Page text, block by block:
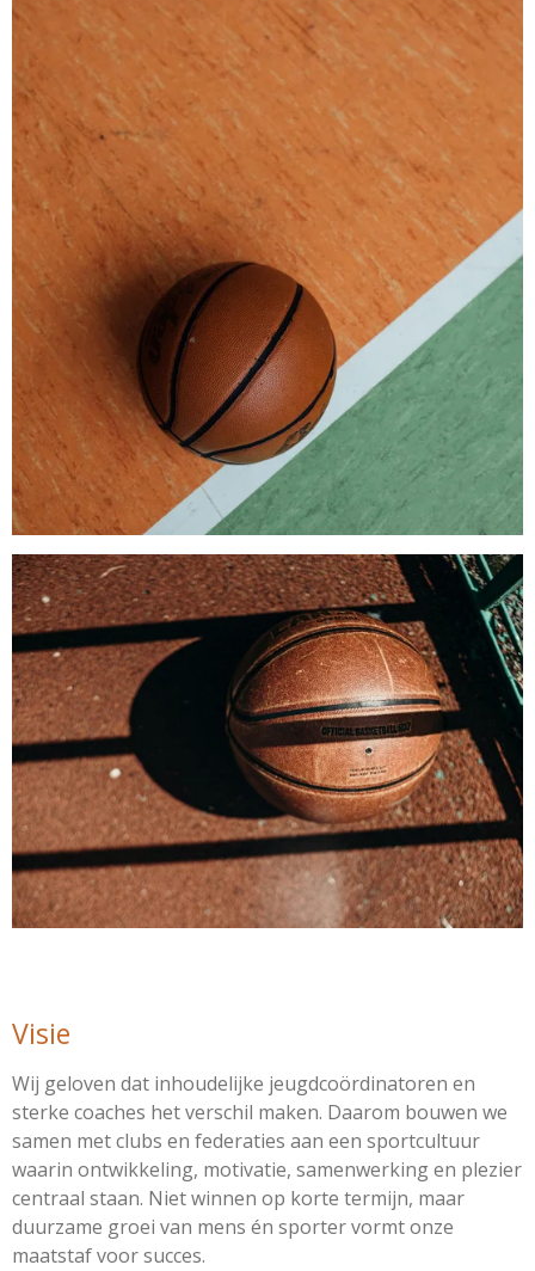
Visie
Wij geloven dat inhoudelijke jeugdcoördinatoren en
sterke coaches het verschil maken. Daarom bouwen we
samen met clubs en federaties aan een sportcultuur
waarin ontwikkeling, motivatie, samenwerking en plezier
centraal staan. Niet winnen op korte termijn, maar
duurzame groei van mens én sporter vormt onze
maatstaf voor succes.